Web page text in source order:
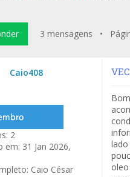
3 mensagens •
Caio408
2
em: 31 Jan 2026,
Caio César